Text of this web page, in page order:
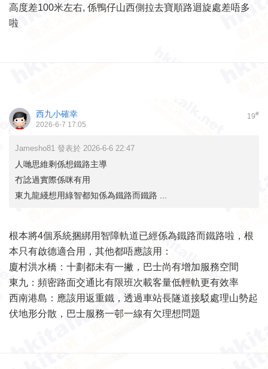
高度差100米左右, 係鴨仔山西側拉去寶順路迴旋處差唔多
啦
19#
西九小確幸
2026-6-7 17:05
Jamesho81 發表於 2026-6-6 22:47
人哋思維剩係想鐵路主導
冇諗過實際係咪有用
東九龍綫想用綠智都知係為鐵路而鐵路 ...
根本將4個系統捆綁用智障軌道已經係為鐵路而鐵路啦，根
本只有啟德適合用，其他都唔應該用：
廈村洪水橋：十劃都未有一撇，巴士尚有增加服務空間
東九：頻密路面交通比有限班次載客量低輕軌更有效率
西南港島：應該用返重鐵，透過車站長隧道接駁處理山勢起
伏地形分散，巴士服務一邨一線有欠理想問題